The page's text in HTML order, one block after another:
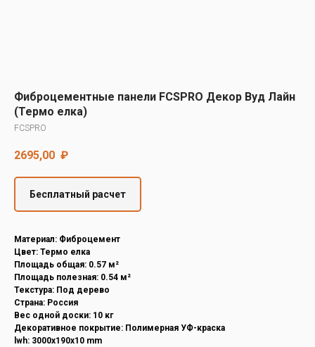
Cedral
Фиброцементные панели FCSPRO Декор Вуд Лайн
(Термо елка)
FCSPRO
2695,00 ₽
Бесплатный расчет
Материал: Фиброцемент
Цвет: Термо елка
Площадь общая: 0.57 м²
Площадь полезная: 0.54 м²
Текстура: Под дерево
Страна: Россия
Вес одной доски: 10 кг
Декоративное покрытие: Полимерная УФ-краска
lwh: 3000x190x10 mm